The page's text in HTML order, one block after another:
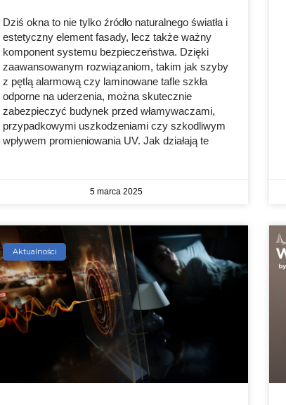
Dziś okna to nie tylko źródło naturalnego światła i
estetyczny element fasady, lecz także ważny
komponent systemu bezpieczeństwa. Dzięki
zaawansowanym rozwiązaniom, takim jak szyby
z pętlą alarmową czy laminowane tafle szkła
odporne na uderzenia, można skutecznie
zabezpieczyć budynek przed włamywaczami,
przypadkowymi uszkodzeniami czy szkodliwym
wpływem promieniowania UV. Jak działają te
5 marca 2025
Aktualności